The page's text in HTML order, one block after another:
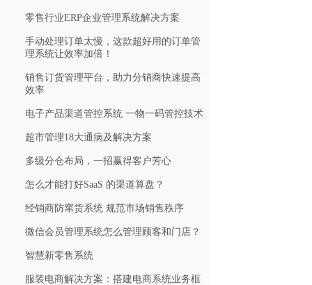
零售行业ERP企业管理系统解决方案
手动处理订单太慢，这款超好用的订单管
理系统让效率加倍！
销售订货管理平台，助力分销商快速提高
效率
电子产品渠道管控系统 一物一码管控技术
超市管理18大通病及解决方案
多级分仓布局，一招赢得客户芳心
怎么才能打好SaaS 的渠道算盘？
经销商防窜货系统 规范市场销售秩序
微信会员管理系统怎么管理顾客和门店？
智慧新零售系统
服装电商解决方案：搭建电商系统业务框